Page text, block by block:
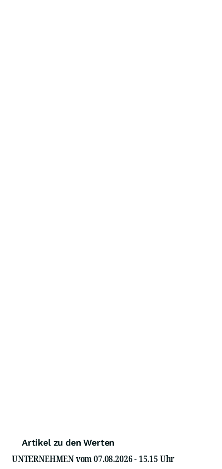
Artikel zu den Werten
UNTERNEHMEN vom 07.08.2026 - 15.15 Uhr